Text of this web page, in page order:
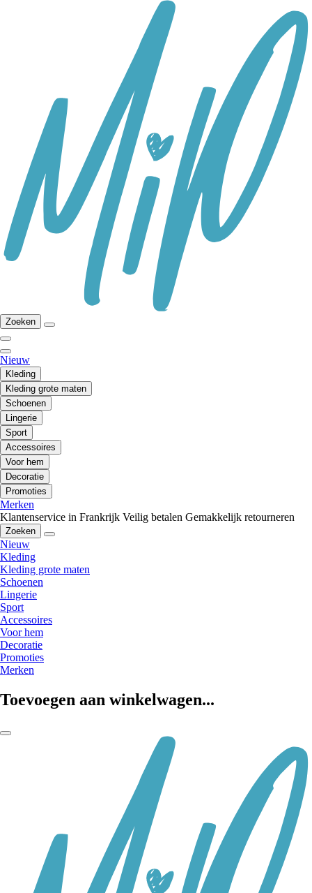
Zoeken
Nieuw
Kleding
Kleding grote maten
Schoenen
Lingerie
Sport
Accessoires
Voor hem
Decoratie
Promoties
Merken
Klantenservice in Frankrijk Veilig betalen Gemakkelijk retourneren
Zoeken
Nieuw
Kleding
Kleding grote maten
Schoenen
Lingerie
Sport
Accessoires
Voor hem
Decoratie
Promoties
Merken
Toevoegen aan winkelwagen...